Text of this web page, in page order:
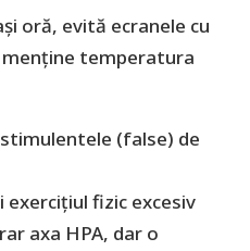
oră, evită ecranele cu
menţine temperatura
(false) de
exercițiul fizic excesiv
axa HPA, dar o